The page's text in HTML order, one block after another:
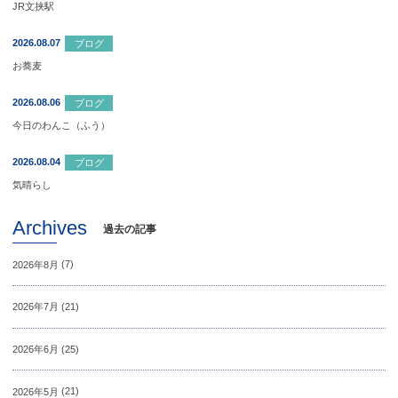
JR文挟駅
2026.08.07 ブログ
お蕎麦
2026.08.06 ブログ
今日のわんこ（ふう）
2026.08.04 ブログ
気晴らし
Archives 過去の記事
2026年8月 (7)
2026年7月 (21)
2026年6月 (25)
2026年5月 (21)